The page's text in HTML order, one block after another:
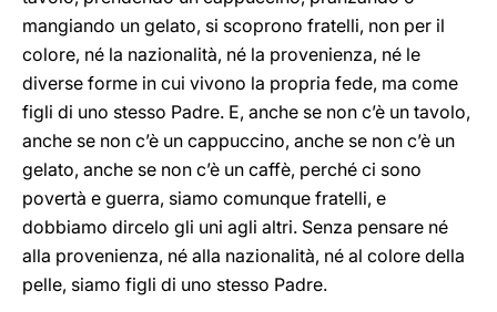
mangiando un gelato, si scoprono fratelli, non per il
colore, né la nazionalità, né la provenienza, né le
diverse forme in cui vivono la propria fede, ma come
figli di uno stesso Padre. E, anche se non c’è un tavolo,
anche se non c’è un cappuccino, anche se non c’è un
gelato, anche se non c’è un caffè, perché ci sono
povertà e guerra, siamo comunque fratelli, e
dobbiamo dircelo gli uni agli altri. Senza pensare né
alla provenienza, né alla nazionalità, né al colore della
pelle, siamo figli di uno stesso Padre.